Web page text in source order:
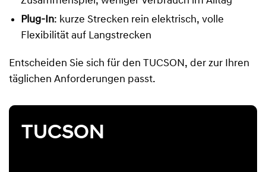
Plug-In: kurze Strecken rein elektrisch, volle
Flexibilität auf Langstrecken
Entscheiden Sie sich für den TUCSON, der zur Ihren
täglichen Anforderungen passt.
TUCSON